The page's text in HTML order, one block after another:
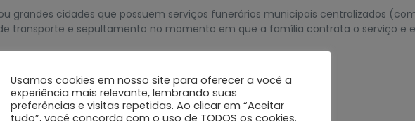
grandes cidades que possuem serviços funerários municipais centralizados
transporte e sepultamento no momento em que a família contrata o serviço e
Usamos cookies em nosso site para oferecer a você a
experiência mais relevante, lembrando suas
preferências e visitas repetidas. Ao clicar em “Aceitar
tudo”, você concorda com o uso de TODOS os cookies.